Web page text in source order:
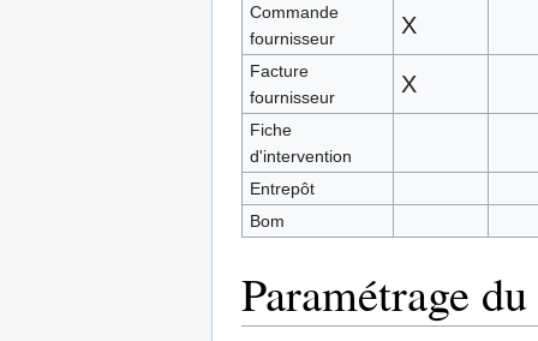
Commande
fournisseur
X
Facture
fournisseur
X
Fiche
d'intervention
Entrepôt
Bom
Paramétrage